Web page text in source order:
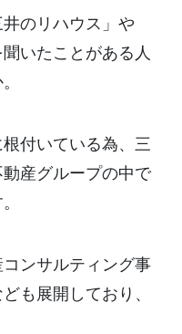
のリハウス」や
いたことがある人
付いている為、三
産グループの中で
ンサルティング事
も展開しており、